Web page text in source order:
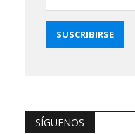
SÍGUENOS